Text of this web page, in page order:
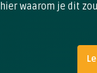
hier waarom je dit